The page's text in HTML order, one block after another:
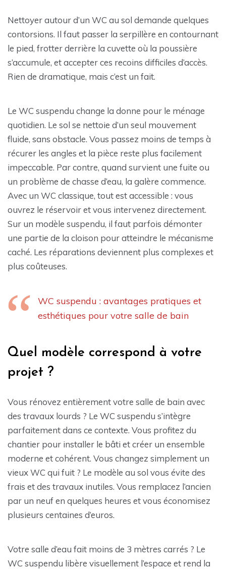
Nettoyer autour d’un WC au sol demande quelques
contorsions. Il faut passer la serpillère en contournant
le pied, frotter derrière la cuvette où la poussière
s’accumule, et accepter ces recoins difficiles d’accès.
Rien de dramatique, mais c’est un fait.
Le WC suspendu change la donne pour le ménage
quotidien. Le sol se nettoie d’un seul mouvement
fluide, sans obstacle. Vous passez moins de temps à
récurer les angles et la pièce reste plus facilement
impeccable. Par contre, quand survient une fuite ou
un problème de chasse d’eau, la galère commence.
Avec un WC classique, tout est accessible : vous
ouvrez le réservoir et vous intervenez directement.
Sur un modèle suspendu, il faut parfois démonter
une partie de la cloison pour atteindre le mécanisme
caché. Les réparations deviennent plus complexes et
plus coûteuses.
WC suspendu : avantages pratiques et
esthétiques pour votre salle de bain
Quel modèle correspond à votre
projet ?
Vous rénovez entièrement votre salle de bain avec
des travaux lourds ? Le WC suspendu s’intègre
parfaitement dans ce contexte. Vous profitez du
chantier pour installer le bâti et créer un ensemble
moderne et cohérent. Vous changez simplement un
vieux WC qui fuit ? Le modèle au sol vous évite des
frais et des travaux inutiles. Vous remplacez l’ancien
par un neuf en quelques heures et vous économisez
plusieurs centaines d’euros.
Votre salle d’eau fait moins de 3 mètres carrés ? Le
WC suspendu libère visuellement l’espace et rend la